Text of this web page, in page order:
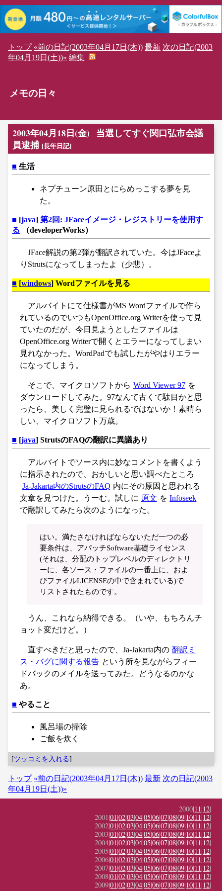
トップ «前の日記(2003年04月17日(木)) 最新 次の日記(2003
年04月19日(土))» 編集
メモの日々
2003年04月18日(金)
当選してすぐ関口弘市会議
員逮捕 [長年日記]
■ 生活
ネプチューン原田とにらめっこする夢を見
た。
■ [java] 第2回: JFaceイメージ・レジストリーを使用す
る （developerWorks）
JFace解説の第2弾が翻訳されていた。今はJFaceよ
りStrutsになってしまったよ（少悲）。
■ [windows] Wordファイルを見る
アルバイトにて仕様書がMS Wordファイルで作ら
れているのでいつもOpenOffice.org Writerを使って見
ていたのだが、今日見ようとしたファイルは
OpenOffice.org Writerで開くとエラーになってしまい
見れなかった。WordPadでも試したがやはりエラー
になってしまう。
そこで、マイクロソフトから Word Viewer 97 を
ダウンロードしてみた。97なんて古くて駄目かと思
ったら、美しく完璧に見られるではないか！素晴ら
しい、マイクロソフト万歳。
■ [java] StrutsのFAQの翻訳に異議あり
アルバイトでソース内に妙なコメントを書くよう
に指示されたので、おかしいと思い調べたところ
Ja-Jakarta内のStrutsのFAQ 内にその原因と思われる
文章を見つけた。うーむ。試しに 原文 を Infoseek
で翻訳してみたら次のようになった。
はい。満たさなければならないただ一つの必
要条件は、アパッチSoftware基礎ライセンス
(それは、分配のトップレベルのディレクトリ
ーに、各ソース・ファイルの一番上に、およ
びファイルLICENSEの中で含まれている)で
リストされたものです。
うん、これなら納得できる。（いや、もちろんチ
ョット変だけど。）
直すべきだと思ったので、Ja-Jakarta内の 翻訳ミ
ス・バグに関する報告 という所を見ながらフィー
ドバックのメイルを送ってみた。どうなるのかな
あ。
■ やること
風呂場の掃除
ご飯を炊く
[ツッコミを入れる]
トップ «前の日記(2003年04月17日(木)) 最新 次の日記(2003
年04月19日(土))»
2000|11|12|
2001|01|02|03|04|05|06|07|08|09|10|11|12|
2002|01|02|03|04|05|06|07|08|09|10|11|12|
2003|01|02|03|04|05|06|07|08|09|10|11|12|
2004|01|02|03|04|05|06|07|08|09|10|11|12|
2005|01|02|03|04|05|06|07|08|09|10|11|12|
2006|01|02|03|04|05|06|07|08|09|10|11|12|
2007|01|02|03|04|05|06|07|08|09|10|11|12|
2008|01|02|03|04|05|06|07|08|09|10|11|12|
2009|01|02|03|04|05|06|07|08|09|10|11|12|